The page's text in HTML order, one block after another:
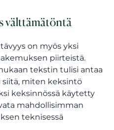
välttämätöntä
on myös yksi
piirteistä.
tekstin tulisi antaa
siitä, miten keksintö
keksinnössä käytetty
mahdollisimman
teknisessä